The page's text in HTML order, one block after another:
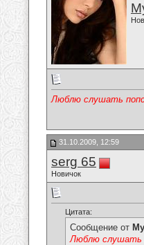
Люблю слушать
31.10.2009, 12:59
serg 65
Новичок
Цитата:
Сообщение от
Люблю слушать